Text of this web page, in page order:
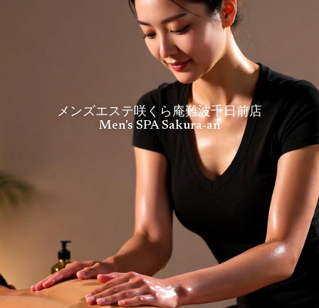
メンズエステ咲くら庵難波千日前店
Men's SPA Sakura-an